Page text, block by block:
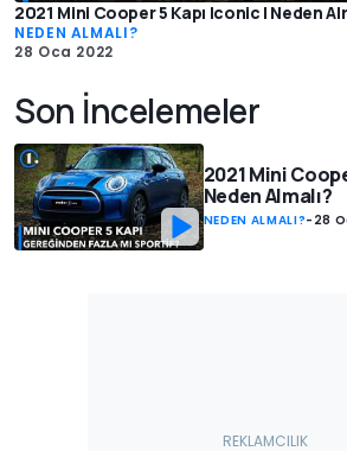
2021 Mini Cooper 5 Kapı Iconic | Neden
NEDEN ALMALI?
28 Oca 2022
Son İncelemeler
2021 Mini
Neden Almalı?
NEDEN ALMALI?- 28